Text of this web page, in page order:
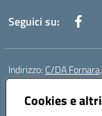
Cookies e
Seguici su:
Indirizzo: C/DA
Centralino:
Posta elettronica